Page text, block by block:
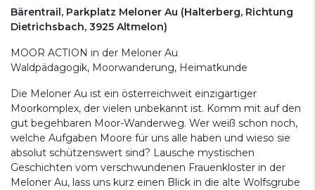
Bärentrail, Parkplatz Meloner Au (Halterberg, Richtung
Dietrichsbach, 3925 Altmelon)
MOOR ACTION in der Meloner Au
Waldpädagogik, Moorwanderung, Heimatkunde
Die Meloner Au ist ein österreichweit einzigartiger
Moorkomplex, der vielen unbekannt ist. Komm mit auf den
gut begehbaren Moor-Wanderweg. Wer weiß schon noch,
welche Aufgaben Moore für uns alle haben und wieso sie
absolut schützenswert sind? Lausche mystischen
Geschichten vom verschwundenen Frauenkloster in der
Meloner Au, lass uns kurz einen Blick in die alte Wolfsgrube